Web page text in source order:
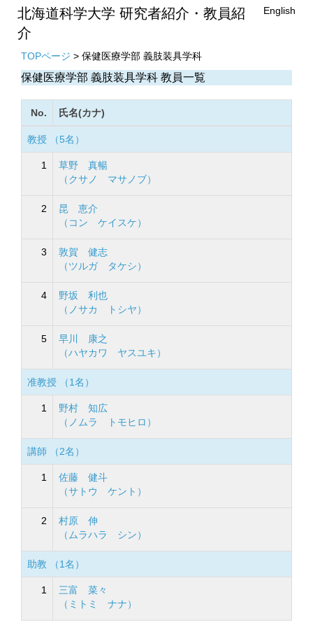
北海道科学大学 研究者紹介・教員紹
介
English
TOPページ > 保健医療学部 義肢装具学科
保健医療学部 義肢装具学科 教員一覧
No. 氏名(カナ)
教授 （5名）
1
草野 真暢
（クサノ マサノブ）
2
昆 恵介
（コン ケイスケ）
3
敦賀 健志
（ツルガ タケシ）
4
野坂 利也
（ノサカ トシヤ）
5
早川 康之
（ハヤカワ ヤスユキ）
准教授 （1名）
1
野村 知広
（ノムラ トモヒロ）
講師 （2名）
1
佐藤 健斗
（サトウ ケント）
2
村原 伸
（ムラハラ シン）
助教 （1名）
1
三富 菜々
（ミトミ ナナ）